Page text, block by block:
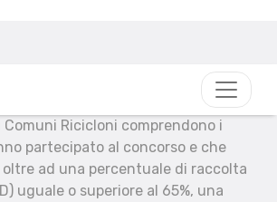
Ricicloni comprendono i
partecipato al concorso e che
ad una percentuale di raccolta
uguale o superiore al 65%, una